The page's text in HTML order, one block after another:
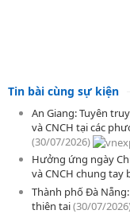
Tin bài cùng sự kiện
An Giang: Tuyên
và CNCH tại các
(30/07/2026)
Hưởng ứng ngày
và CNCH chung
Thành phố Đà
thiên tai(30/07/